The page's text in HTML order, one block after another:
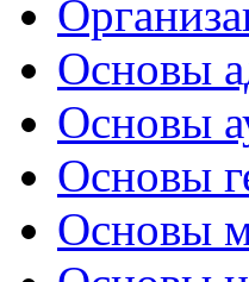
Основы
Основы
Основы
Основы